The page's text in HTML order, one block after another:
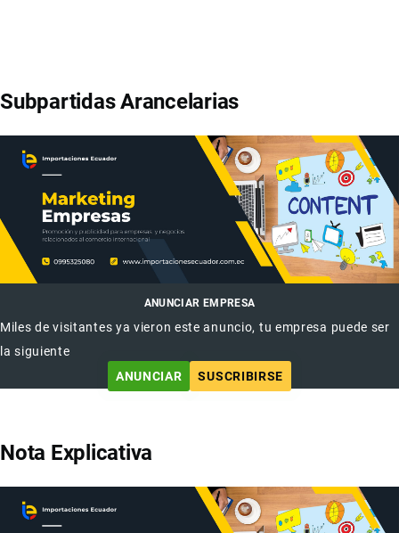
Subpartidas Arancelarias
ANUNCIAR EMPRESA
Miles de visitantes ya vieron este anuncio, tu empresa puede ser
la siguiente
ANUNCIAR
SUSCRIBIRSE
Nota Explicativa